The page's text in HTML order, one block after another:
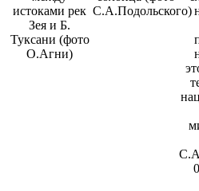
истоками рек
Зея и Б.
Туксани (фото
О.Агни)
С.А.Подольского)